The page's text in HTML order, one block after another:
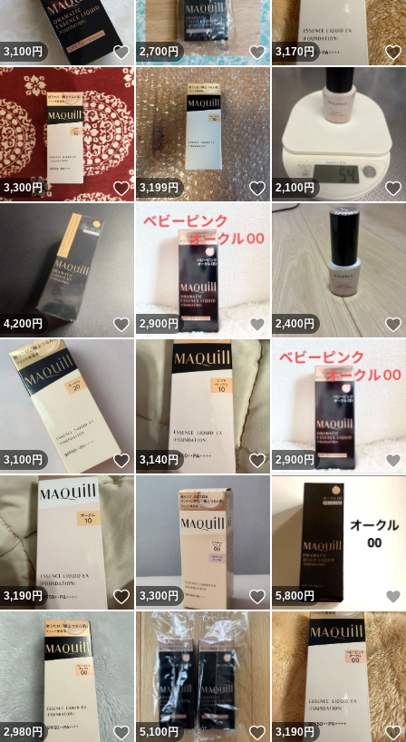
3,100円 いいね！
2,700円 いいね！
3,170円
3,300円 いいね！
3,199円 いいね！
2,100円
4,200円 いいね！
2,900 円 いいね！
2,400円
3,100円 いいね！
3,140円 いいね！
2,900 円
3,190円 いいね！
3,300円 いいね！
5,800円
2,980円 いいね！
5,100円 いいね！
3,190円